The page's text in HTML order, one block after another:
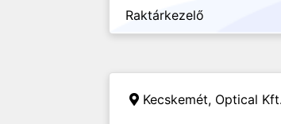
Raktárkezelő
Kecskemét, Optical Kft.